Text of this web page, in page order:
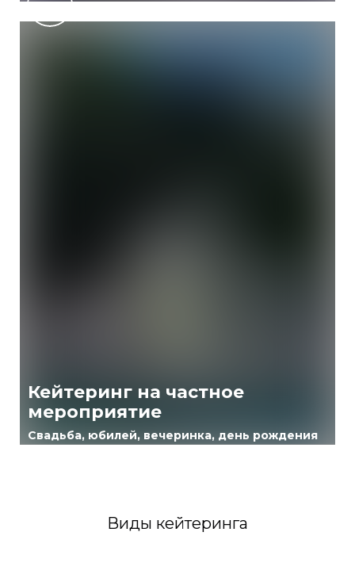
Кейтеринг на частное
мероприятие
Свадьба, юбилей, вечеринка, день рождения
Виды кейтеринга